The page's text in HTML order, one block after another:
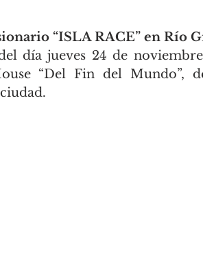
“ISLA RACE” en Río
día jueves 24 de
“Del Fin del Mundo”,